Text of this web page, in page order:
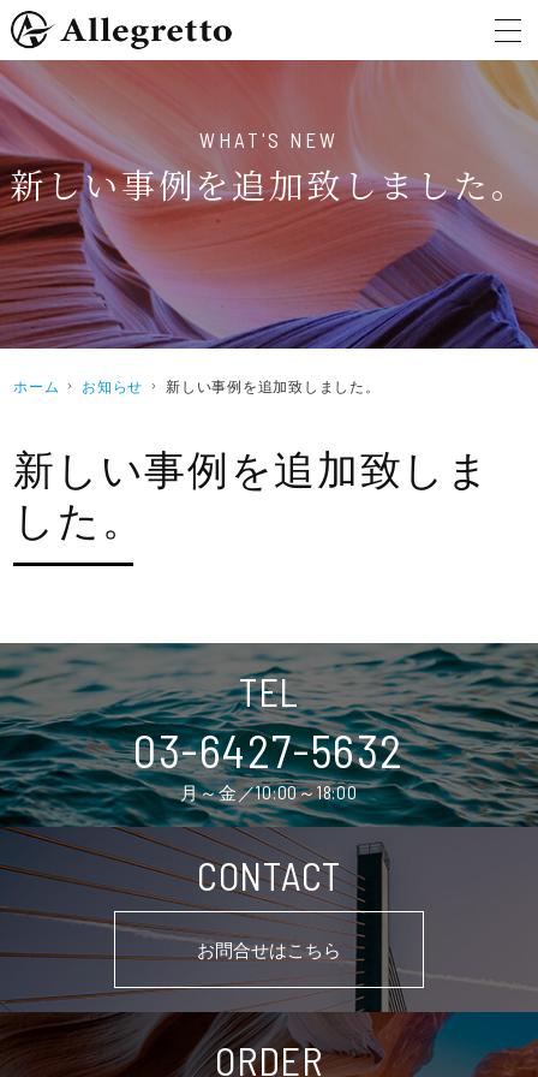
新しい事例を追加致しました。
ホーム お知らせ 新しい事例を追加致しました。
新しい事例を追加致しま
した。
TEL
03-6427-5632
月～金／10:00～18:00
CONTACT
お問合せはこちら
ORDER